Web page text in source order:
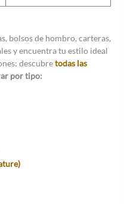
bolsos de hombro, carteras,
y encuentra tu estilo ideal
descubretodas las
por tipo: